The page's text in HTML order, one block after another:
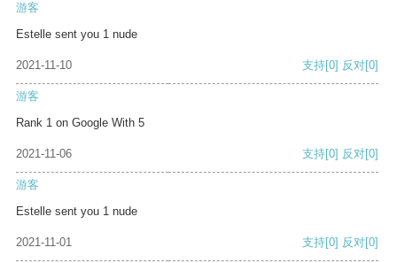
游客
Estelle sent you 1 nude
2021-11-10 支持[0] 反对[0]
游客
Rank 1 on Google With 5
2021-11-06 支持[0] 反对[0]
游客
Estelle sent you 1 nude
2021-11-01 支持[0] 反对[0]